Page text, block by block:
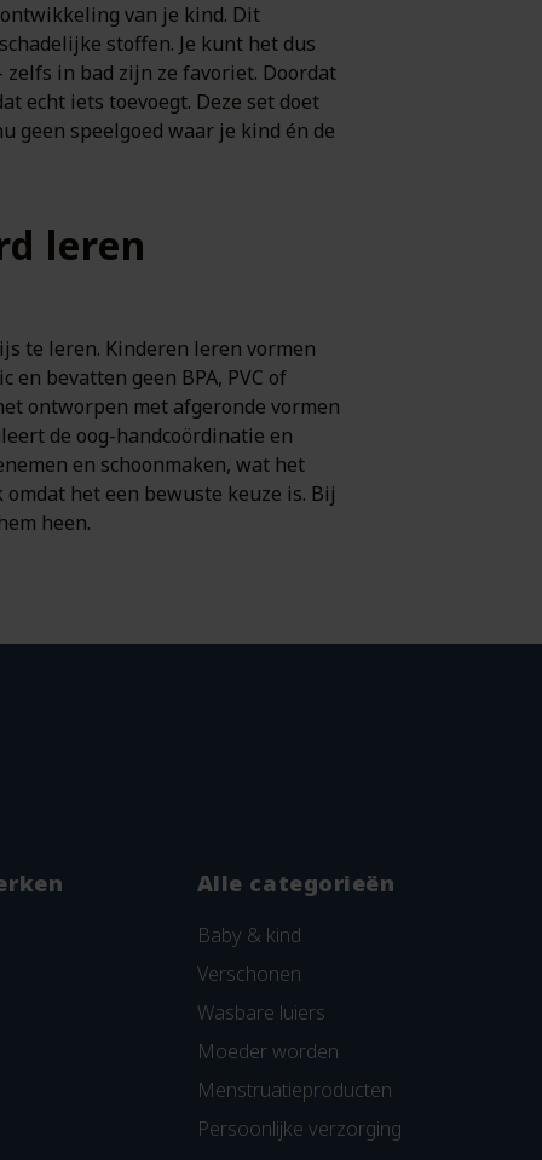
van je kind. Dit
stoffen. Je kunt het dus
in bad zijn ze favoriet. Doordat
echt iets toevoegt. Deze set doet
geen speelgoed waar je kind én de
leren
te leren. Kinderen leren vormen
bevatten geen BPA, PVC of
ontworpen met afgeronde vormen
de oog-handcoördinatie en
en schoonmaken, wat het
het een bewuste keuze is. Bij
heen.
Alle categorieën
Baby & kind
Verschonen
Wasbare luiers
Moeder worden
Menstruatieproducten
Persoonlijke verzorging